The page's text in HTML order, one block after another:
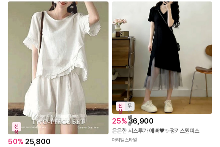
신
상
50% 25,800
신
상
무
료
배
송
25%36,900
은은한 시스루가 예뻐🖤✨펑키스원피스
아리엘스타일